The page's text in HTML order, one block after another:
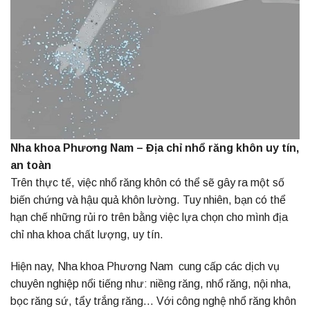
Nha khoa Phương Nam – Địa chỉ nhổ răng khôn uy tín,
an toàn
Trên thực tế, việc nhổ răng khôn có thể sẽ gây ra một số
biến chứng và hậu quả khôn lường. Tuy nhiên, bạn có thể
hạn chế những rủi ro trên bằng việc lựa chọn cho mình địa
chỉ nha khoa chất lượng, uy tín.
Hiện nay, Nha khoa Phương Nam cung cấp các dịch vụ
chuyên nghiệp nổi tiếng như: niềng răng, nhổ răng, nội nha,
bọc răng sứ, tẩy trắng răng… Với công nghệ nhổ răng khôn